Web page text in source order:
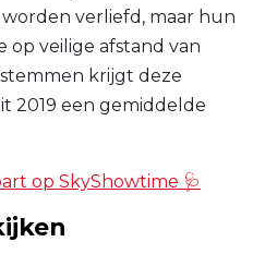
verliefd, maar hun
op veilige afstand van
krijgt deze
2019 een gemiddelde
op SkyShowtime 🩺